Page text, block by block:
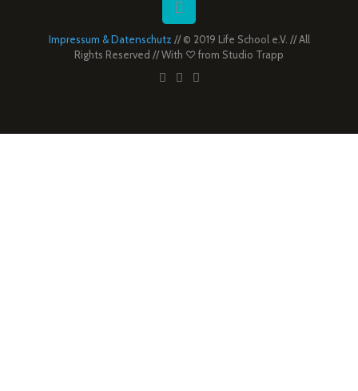
Impressum & Datenschutz // © 2019 Life School e.V. // All
Rights Reserved // With ♡ from Studio Trapp